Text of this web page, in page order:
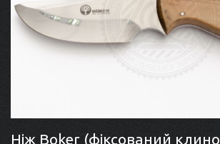
Ніж Boker (фіксований